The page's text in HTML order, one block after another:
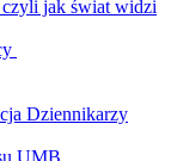
jak świat widzi
Dziennikarzy
UMB